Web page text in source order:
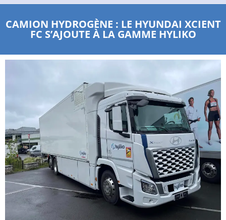
CAMION HYDROGÈNE : LE HYUNDAI XCIENT
FC S’AJOUTE À LA GAMME HYLIKO